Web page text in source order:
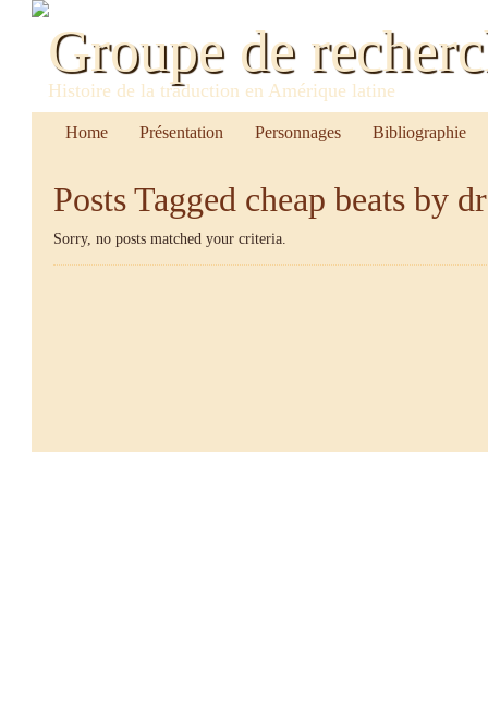
Groupe de
Histoire de la traduction en Amérique latine
Home Présentation Personnages Bibliographie
Posts Tagged cheap beats by
Sorry, no posts matched your criteria.